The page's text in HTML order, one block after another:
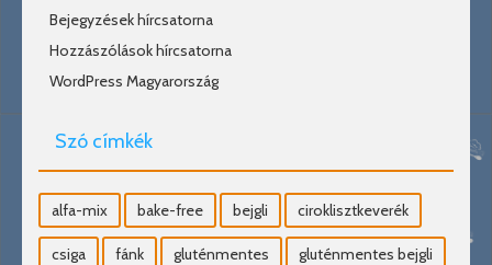
Bejegyzések hírcsatorna
Hozzászólások hírcsatorna
WordPress Magyarország
Szó címkék
alfa-mix bake-free bejgli ciroklisztkeverék
csiga fánk gluténmentes gluténmentes bejgli